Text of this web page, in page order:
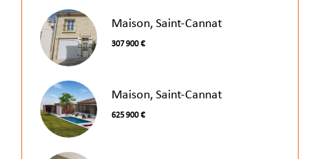
Maison, Saint-Cannat
307 900 €
Maison, Saint-Cannat
625 900 €